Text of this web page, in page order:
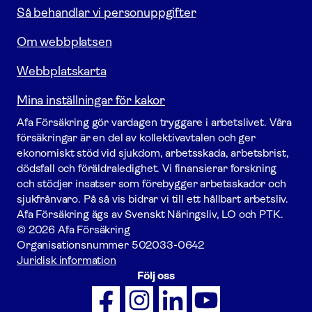
Så behandlar vi personuppgifter
Om webbplatsen
Webbplatskarta
Mina inställningar för kakor
Afa För­säkring gör vardagen tryggare i arbetslivet. Våra
försäk­ringar är en del av kollektivavtalen och ger
ekonomiskt stöd vid sjukdom, arbetsskada, arbetsbrist,
dödsfall och föräldraledighet. Vi finansierar forskning
och stödjer insatser som förebygger arbets­skador och
sjukfrånvaro. På så vis bidrar vi till ett hållbart arbetsliv.
Afa För­säkring ägs av Svenskt Näringsliv, LO och PTK.
© 2026 Afa Försäkring
Organisationsnummer 502033-0642
Juridisk information
Följ oss